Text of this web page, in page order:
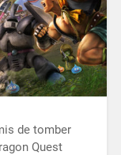
de tomber
Quest